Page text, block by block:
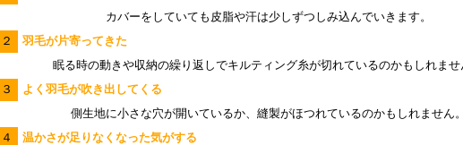
カバーをしていても皮脂や汗は少しずつしみ込んでいきます。
２
羽毛が片寄ってきた
眠る時の動きや収納の繰り返しでキルティング糸が切れているのかもしれませ
３
よく羽毛が吹き出してくる
側生地に小さな穴が開いているか、縫製がほつれているのかもしれません
４
温かさが足りなくなった気がする